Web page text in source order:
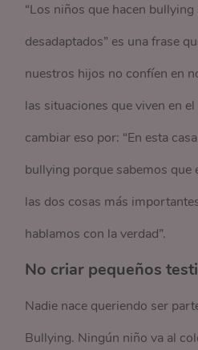
“Los niños que hacen
desadaptados” es una frase
nuestros hijos no confíen en
las situaciones que viven en
cambiar eso por: “En esta
bullying porque sabemos que
las dos cosas más
hablamos con la verdad”.
No criar pequeños
Nadie nace queriendo ser
Bullying. Ningún niño va al